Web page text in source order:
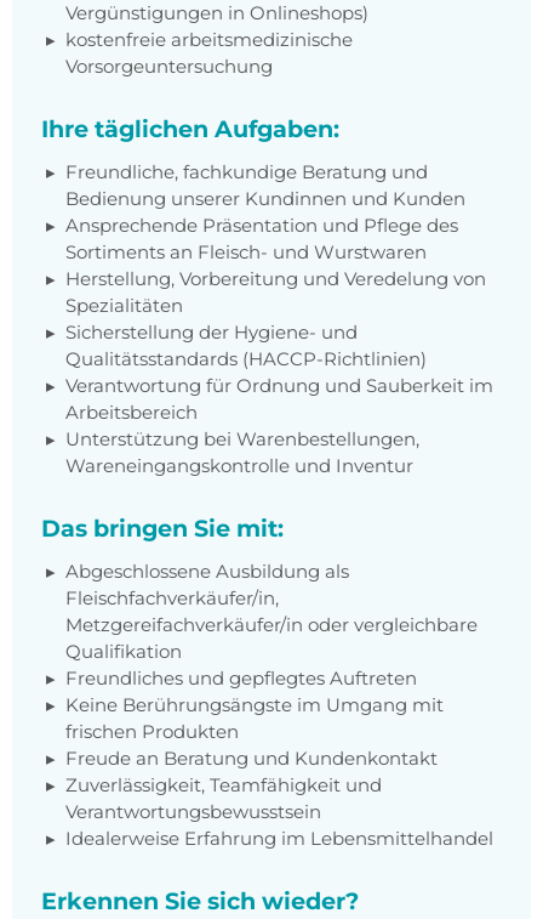
Vergünstigungen in Onlineshops)
kostenfreie arbeitsmedizinische
Vorsorgeuntersuchung
Ihre täglichen Aufgaben:
Freundliche, fachkundige Beratung und
Bedienung unserer Kundinnen und Kunden
Ansprechende Präsentation und Pflege des
Sortiments an Fleisch- und Wurstwaren
Herstellung, Vorbereitung und Veredelung von
Spezialitäten
Sicherstellung der Hygiene- und
Qualitätsstandards (HACCP-Richtlinien)
Verantwortung für Ordnung und Sauberkeit im
Arbeitsbereich
Unterstützung bei Warenbestellungen,
Wareneingangskontrolle und Inventur
Das bringen Sie mit:
Abgeschlossene Ausbildung als
Fleischfachverkäufer/in,
Metzgereifachverkäufer/in oder vergleichbare
Qualifikation
Freundliches und gepflegtes Auftreten
Keine Berührungsängste im Umgang mit
frischen Produkten
Freude an Beratung und Kundenkontakt
Zuverlässigkeit, Teamfähigkeit und
Verantwortungsbewusstsein
Idealerweise Erfahrung im Lebensmittelhandel
Erkennen Sie sich wieder?